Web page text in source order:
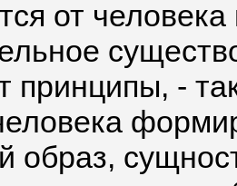
от
принципы, -
образ,